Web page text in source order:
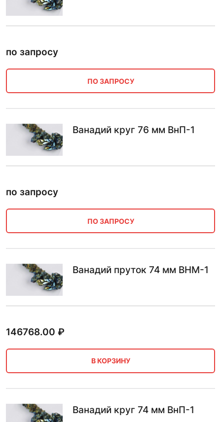
по запросу
ПО ЗАПРОСУ
Ванадий круг 76 мм ВнП-1
по запросу
ПО ЗАПРОСУ
Ванадий пруток 74 мм ВНМ-1
146768.00 ₽
В КОРЗИНУ
Ванадий круг 74 мм ВнП-1